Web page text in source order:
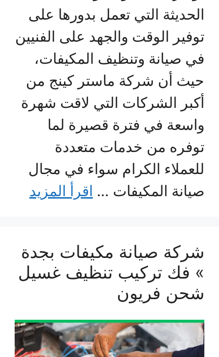
الحديثة التي تعمل بدورها على
توفير الوقت والجهد على الفنيين
في صيانة وتنظيف المكيفات،
حيث أن شركة ماستر كينج من
أكبر الشركات التي لاقت شهرة
واسعة في فترة قصيرة لما
توفره من خدمات متعددة
للعملاء الكرام سواء في مجال
صيانة المكيفات … اقرأ المزيد
شركة صيانة مكيفات بجدة
» فك تركيب تنظيف غسيل
شحن فريون